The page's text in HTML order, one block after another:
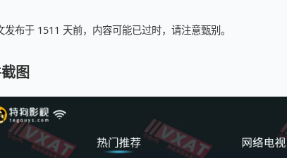
发布于 1511 天前，内容可能已过时，请注意甄别。
图